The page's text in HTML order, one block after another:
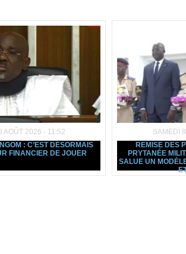
AOÛT 2026 - 11:52
: C’EST DÉSORMAIS
FINANCIER DE JOUER
SAMEDI
REMISE DES
PRYTANÉE
SALUE UN